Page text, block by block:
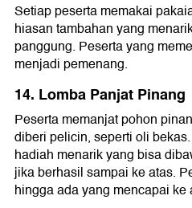
Setiap peserta memakai
hiasan tambahan yang
panggung. Peserta yang
menjadi pemenang.
14. Lomba Panjat Pinang
Peserta memanjat pohon
diberi pelicin, seperti oli
hadiah menarik yang bisa
jika berhasil sampai ke atas.
hingga ada yang mencapai